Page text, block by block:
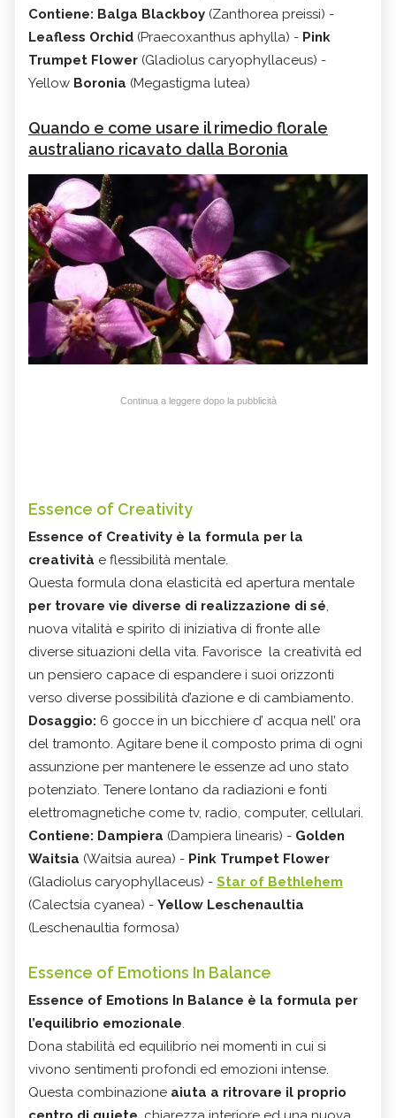
Contiene: Balga Blackboy (Zanthorea preissi) -
Leafless Orchid (Praecoxanthus aphylla) - Pink
Trumpet Flower (Gladiolus caryophyllaceus) -
Yellow Boronia (Megastigma lutea)
Quando e come usare il rimedio florale
australiano ricavato dalla Boronia
Continua a leggere dopo la pubblicità
Essence of Creativity
Essence of Creativity è la formula per la
creatività e flessibilità mentale.
Questa formula dona elasticità ed apertura mentale
per trovare vie diverse di realizzazione di sé,
nuova vitalità e spirito di iniziativa di fronte alle
diverse situazioni della vita. Favorisce la creatività ed
un pensiero capace di espandere i suoi orizzonti
verso diverse possibilità d’azione e di cambiamento.
Dosaggio: 6 gocce in un bicchiere d’ acqua nell’ ora
del tramonto. Agitare bene il composto prima di ogni
assunzione per mantenere le essenze ad uno stato
potenziato. Tenere lontano da radiazioni e fonti
elettromagnetiche come tv, radio, computer, cellulari.
Contiene: Dampiera (Dampiera linearis) - Golden
Waitsia (Waitsia aurea) - Pink Trumpet Flower
(Gladiolus caryophyllaceus) - Star of Bethlehem
(Calectsia cyanea) - Yellow Leschenaultia
(Leschenaultia formosa)
Essence of Emotions In Balance
Essence of Emotions In Balance è la formula per
l’equilibrio emozionale.
Dona stabilità ed equilibrio nei momenti in cui si
vivono sentimenti profondi ed emozioni intense.
Questa combinazione aiuta a ritrovare il proprio